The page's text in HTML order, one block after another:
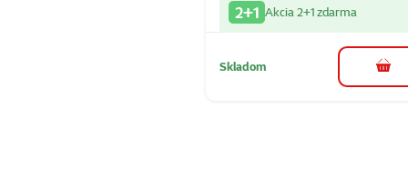
2+1 Akcia 2+1 zdarma
Skladom do